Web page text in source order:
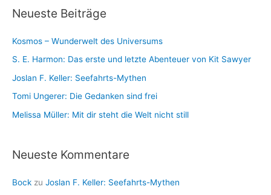
e
h
v
Neueste Beiträge
Kosmos – Wunderwelt des Universums
S. E. Harmon: Das erste und letzte Abenteuer von Kit Sawyer
Joslan F. Keller: Seefahrts-Mythen
Tomi Ungerer: Die Gedanken sind frei
Melissa Müller: Mit dir steht die Welt nicht still
Neueste Kommentare
Bock zu Joslan F. Keller: Seefahrts-Mythen